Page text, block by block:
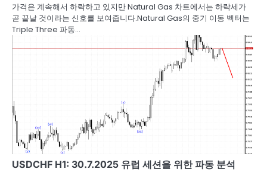
가격은 계속해서 하락하고 있지만 Natural Gas 차트에서는 하락세가
곧 끝날 것이라는 신호를 보여줍니다.Natural Gas의 중기 이동 벡터는
Triple Three 파동…
USDCHF H1: 30.7.2025 유럽 세션을 위한 파동 분석